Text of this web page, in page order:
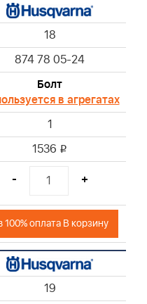
18
874 78 05-24
Болт
в агрегатах
1
1536 i
- +
оплата В корзину
19